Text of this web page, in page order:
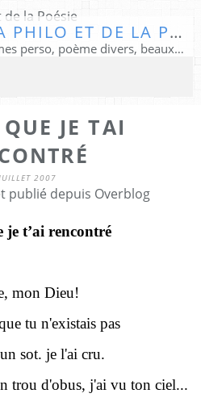
LE MONDE DE LA PHILO ET DE LA POÉSIE
Extraits de livres lus, poèmes perso, poème divers, beaux textes...
JE TAI
2007
publié depuis Overblog
je t’ai rencontré
mon Dieu!
tu n'existais pas
sot. je l'ai cru.
trou d'obus, j'ai vu ton ciel...